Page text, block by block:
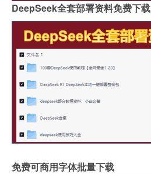
DeepSeek全套部署资料免费下载
免费可商用字体批量下载